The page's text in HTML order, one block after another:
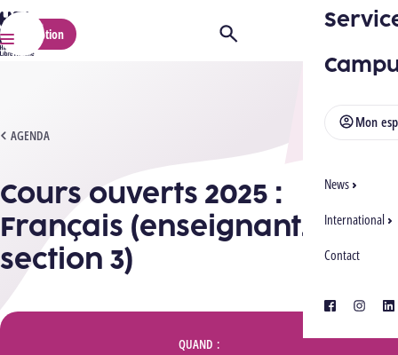
HELMo
Menu
Mon
News
International
Contact
facebook
Inscription Ouvrir/Fermer la recherche
AGENDA
COURS OUVERTS 2025 : FRANÇAIS (ENSEIGNANT.E SECTION 3)
Cours ouverts 2025 :
Français (enseignant.e
section 3)
Informations
QUAND